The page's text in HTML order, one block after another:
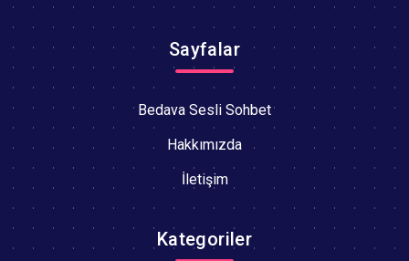
Sayfalar
Bedava Sesli Sohbet
Hakkımızda
İletişim
Kategoriler